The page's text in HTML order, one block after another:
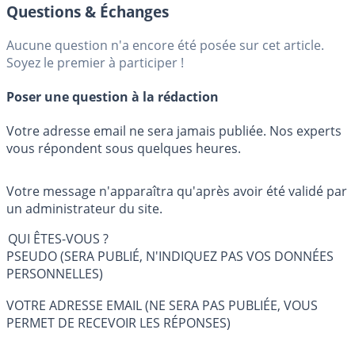
Questions & Échanges
Aucune question n'a encore été posée sur cet article.
Soyez le premier à participer !
Poser une question à la rédaction
Votre adresse email ne sera jamais publiée. Nos experts
vous répondent sous quelques heures.
Votre message n'apparaîtra qu'après avoir été validé par
un administrateur du site.
QUI ÊTES-VOUS ?
PSEUDO (SERA PUBLIÉ, N'INDIQUEZ PAS VOS DONNÉES
PERSONNELLES)
VOTRE ADRESSE EMAIL (NE SERA PAS PUBLIÉE, VOUS
PERMET DE RECEVOIR LES RÉPONSES)